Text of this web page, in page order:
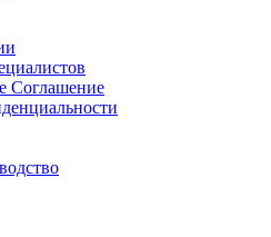
Соглашение